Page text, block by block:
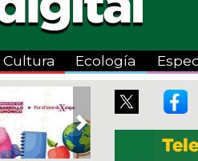
Cultura Ecología
Next